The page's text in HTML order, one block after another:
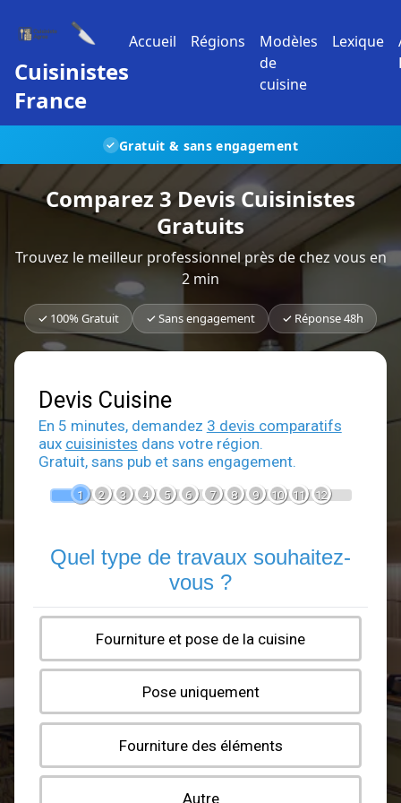
🔪
Cuisinistes
France
Accueil Régions
Modèles
de
cuisine
Lexique
✓ Gratuit & sans engagement
Comparez 3 Devis Cuisinistes
Gratuits
Trouvez le meilleur professionnel près de chez vous en
2 min
✓ 100% Gratuit ✓ Sans engagement ✓ Réponse 48h
Devis Cuisine
En 5 minutes, demandez3 devis
4 5 6
Quel type de travaux
vous ?
Fourniture et pose de la cuisine